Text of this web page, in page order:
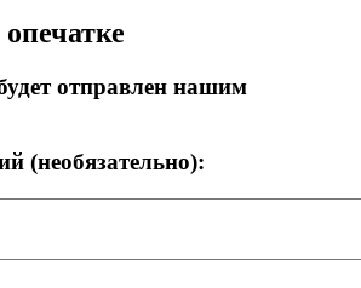
отправлен нашим
(необязательно):